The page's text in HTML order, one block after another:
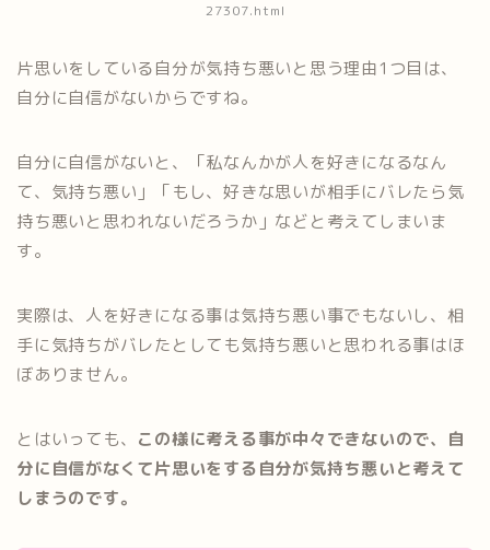
27307.html
片思いをしている自分が気持ち悪いと思う理由1つ目は、
自分に自信がないからですね。
自分に自信がないと、「私なんかが人を好きになるなん
て、気持ち悪い」「もし、好きな思いが相手にバレたら気
持ち悪いと思われないだろうか」などと考えてしまいま
す。
実際は、人を好きになる事は気持ち悪い事でもないし、相
手に気持ちがバレたとしても気持ち悪いと思われる事はほ
ぼありません。
とはいっても、 この様に考える事が中々できないので、自
分に自信がなくて片思いをする自分が気持ち悪いと考えて
しまうのです。